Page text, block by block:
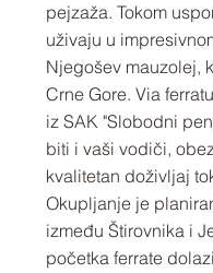
pejzaža. Tokom
uživaju u
Njegošev mauzolej,
Crne Gore. Via
iz SAK "Slobodni
biti i vaši vodiči,
kvalitetan doživljaj
Okupljanje je
između Štirovnika i
početka ferrate